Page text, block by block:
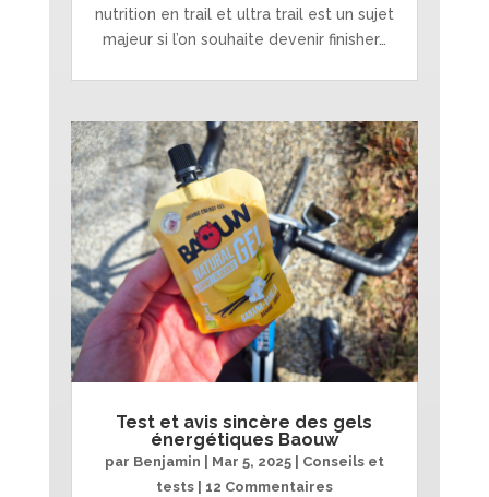
nutrition en trail et ultra trail est un sujet
majeur si l’on souhaite devenir finisher…
Test et avis sincère des gels
énergétiques Baouw
par Benjamin | Mar 5, 2025| Conseils et
tests| 12 Commentaires